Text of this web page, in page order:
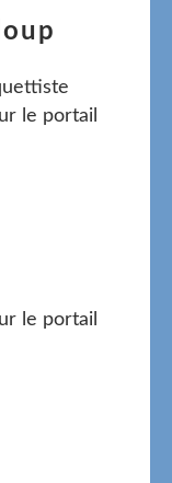
le portail
le portail